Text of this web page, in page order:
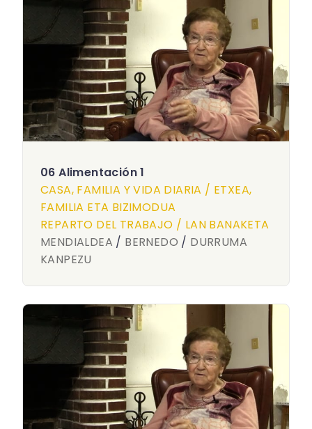
06 Alimentación 1
CASA, FAMILIA Y VIDA DIARIA / ETXEA,
FAMILIA ETA BIZIMODUA
REPARTO DEL TRABAJO / LAN BANAKETA
MENDIALDEA / BERNEDO / DURRUMA
KANPEZU